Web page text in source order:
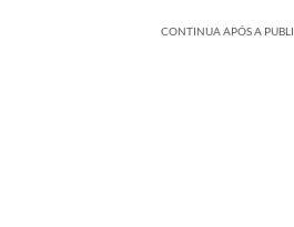
CONTINUA APÓS A